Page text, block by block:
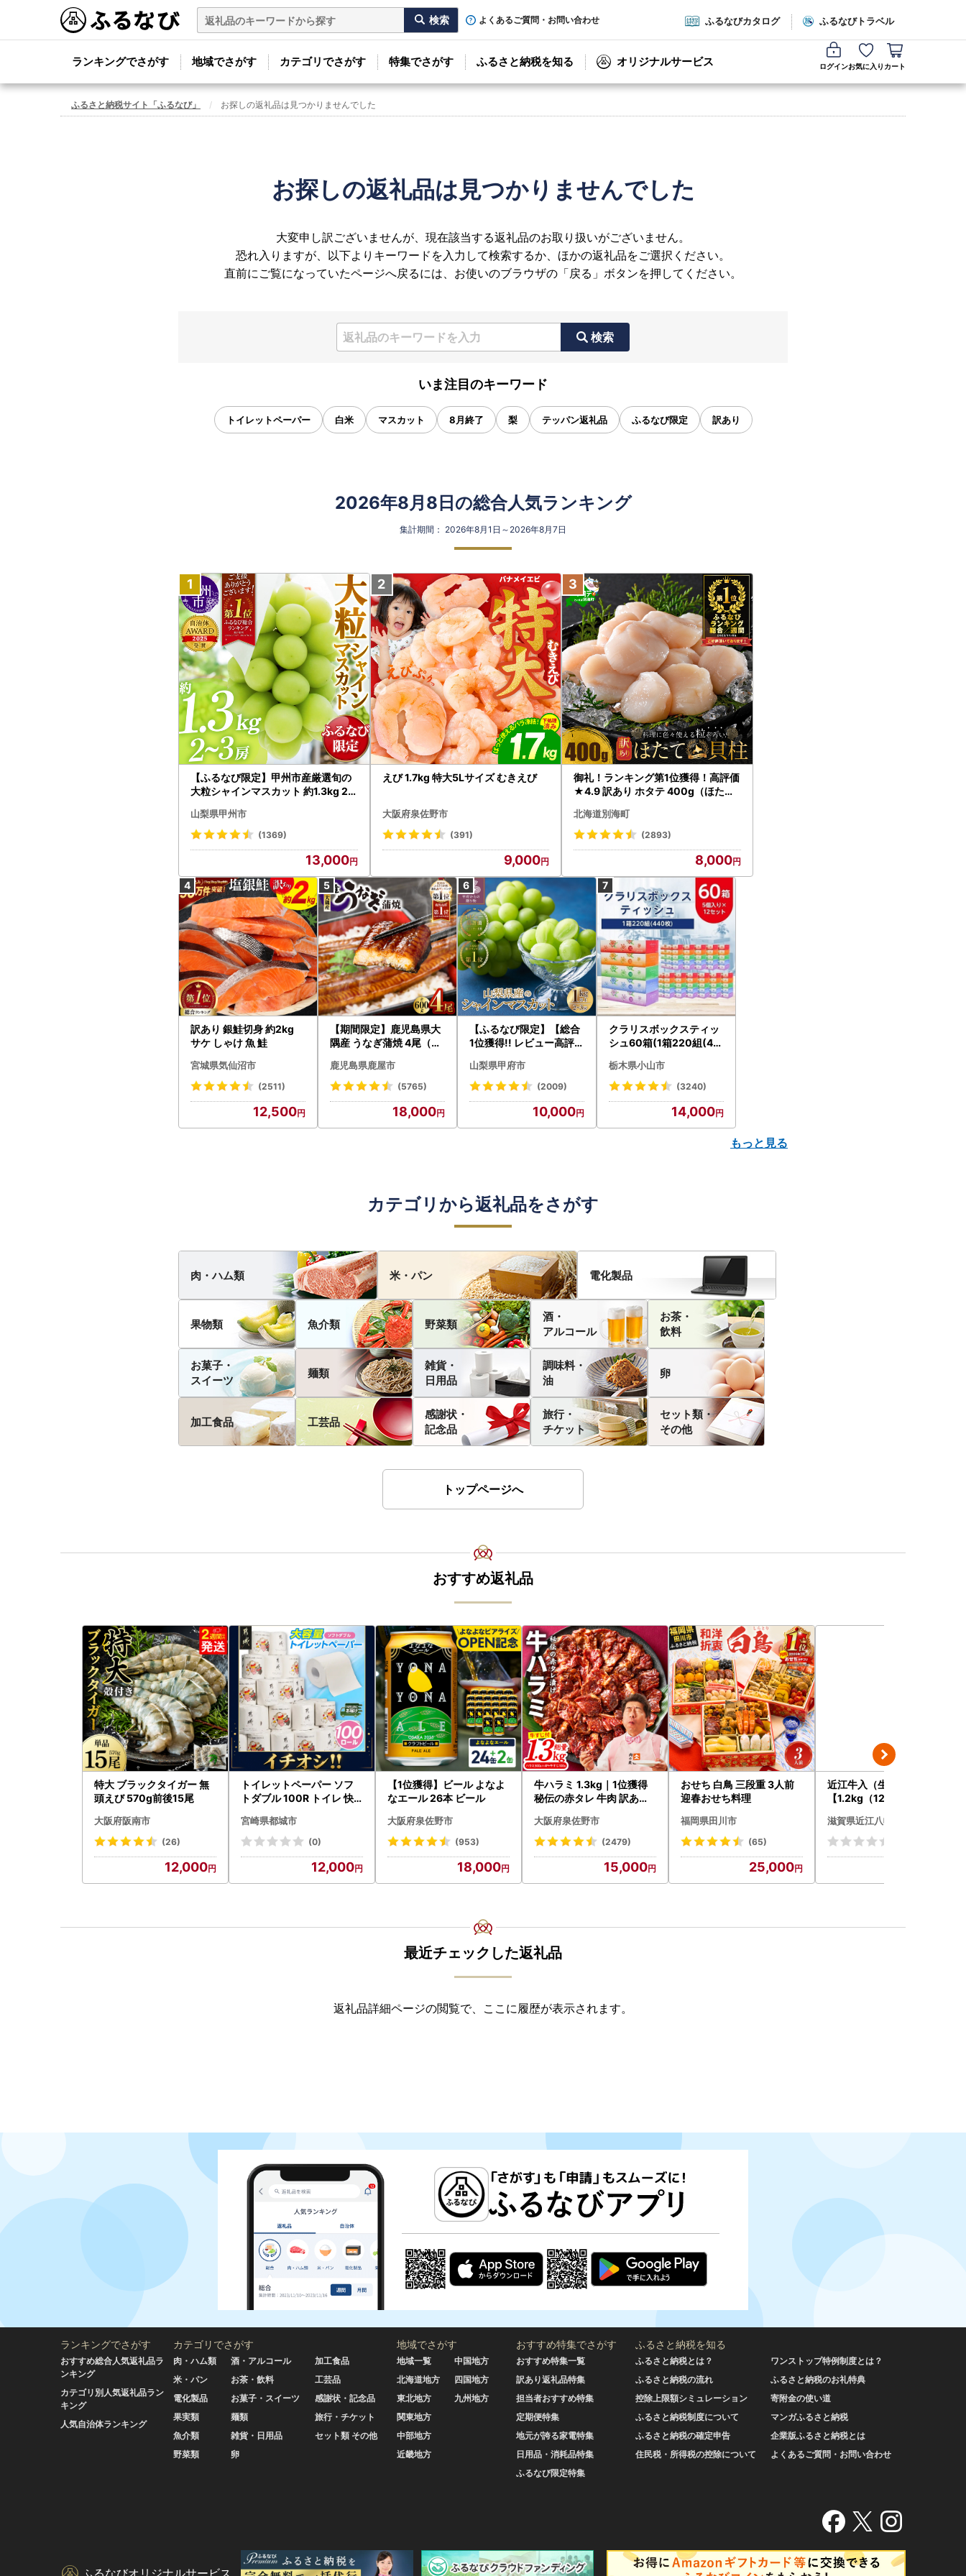
よくあるご質問・お問い合わせ ふるなびカタログ ふるなびトラベル
ランキングでさがす 地域でさがす カテゴリでさがす 特集でさがす ふるさと納税を知る オリジナルサービス ログインお気に入り カート
ふるさと納税サイト「ふるなび」 お探しの返礼品は見つかりませんでした
お探しの返礼品は見つかりませんでした
大変申し訳ございませんが、現在該当する返礼品のお取り扱いがございません。
恐れ入りますが、以下よりキーワードを入力して検索するか、ほかの返礼品をご選択ください。
直前にご覧になっていたページへ戻るには、お使いのブラウザの「戻る」ボタンを押してください。
検索
いま注目のキーワード
トイレットペーパー 白米 マスカット 8月終了 梨 テッパン返礼品 ふるなび限定 訳あり
2026年8月8日の総合人気ランキング
集計期間： 2026年8月1日～2026年8月7日
【ふるなび限定】甲州市産厳選旬の
大粒シャインマスカット 約1.3kg 2
472 FN-Limited-VO シャインマス
カット フルーツ
山梨県甲州市
(1369)
13,000
えび 1.7kg 特大5Lサイズ むきえび
大阪府泉佐野市
(391)
9,000
御礼！ランキング第1位獲得！高評価
★4.9 訳あり ホタテ 400g（ほたて
北海道別海町
(2893)
8,000
訳あり 銀鮭切身 約2kg
サケ しゃけ 魚 鮭
宮城県気仙沼市
(2511)
12,500
【期間限定】鹿児島県大
隅産 うなぎ蒲焼 4尾（60
cp18 うなぎ 鰻 魚 惣菜 総
菜
鹿児島県鹿屋市
(5765)
18,000
【ふるなび限定】【総合
1位獲得!! レビュー高評価
〉山梨県産 シャインマス
カット 2～3房（1.0kg以
N-Limited-SP
山梨県甲府市
(2009)
10,000
クラリスボックスティッ
シュ60箱(1箱220組(44
ト)【配送不可地域：離島
・沖縄県】【1256759】
栃木県小山市
(3240)
14,000
もっと見る
カテゴリから返礼品をさがす
肉・ハム類 米・パン 電化製品
果物類 魚介類 野菜類
酒・
アルコール
お茶・
飲料
お菓子・
スイーツ
麺類
雑貨・
日用品
調味料・
油
卵
加工食品 工芸品
感謝状・
記念品
旅行・
チケット
セット類・
その他
トップページへ
おすすめ返礼品
特大 ブラックタイガー 無
頭えび 570g前後15尾
大阪府阪南市
(26)
12,000
トイレットペーパー ソフ
トダブル 100R トイレ 快
宮崎県都城市
(0)
12,000
【1位獲得】ビール よなよ
なエール 26本 ビール
大阪府泉佐野市
(953)
18,000
牛ハラミ 1.3kg｜1位獲得
秘伝の赤タレ 牛肉 訳あり
大阪府泉佐野市
(2479)
15,000
おせち 白鳥 三段重 3人前
迎春おせち料理
福岡県田川市
(65)
25,000
近江牛入（生）ハンバーグ
【1.2kg（120ｇ×10個）
滋賀県近江八幡市
最近チェックした返礼品
返礼品詳細ページの閲覧で、ここに履歴が表示されます。
ランキングでさがす
おすすめ総合人気返礼品ラ
ンキング
カテゴリ別人気返礼品ラン
キング
人気自治体ランキング
カテゴリでさがす
肉・ハム類
米・パン
電化製品
果実類
魚介類
野菜類
酒・アルコール
お茶・飲料
お菓子・スイーツ
麺類
雑貨・日用品
卵
加工食品
工芸品
感謝状・記念品
旅行・チケット
セット類 その他
地域でさがす
地域一覧
北海道地方
東北地方
関東地方
中部地方
近畿地方
中国地方
四国地方
九州地方
おすすめ特集でさがす
おすすめ特集一覧
訳あり返礼品特集
担当者おすすめ特集
定期便特集
地元が誇る家電特集
日用品・消耗品特集
ふるなび限定特集
ふるさと納税を知る
ふるさと納税とは？
ふるさと納税の流れ
控除上限額シミュレーション
ふるさと納税制度について
ふるさと納税の確定申告
住民税・所得税の控除について
ワンストップ特例制度とは？
ふるさと納税のお礼特典
寄附金の使い道
マンガふるさと納税
企業版ふるさと納税とは
よくあるご質問・お問い合わせ